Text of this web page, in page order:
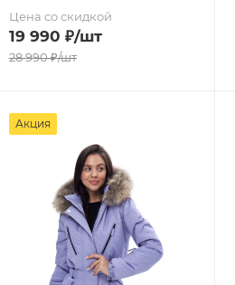
Цена со скидкой
19 990 ₽/шт
28 990₽/шт
Акция